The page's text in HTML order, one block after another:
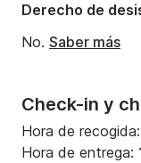
Check-in y
Hora de recogida:
Hora de entrega:
Derecho de
No. Saber más